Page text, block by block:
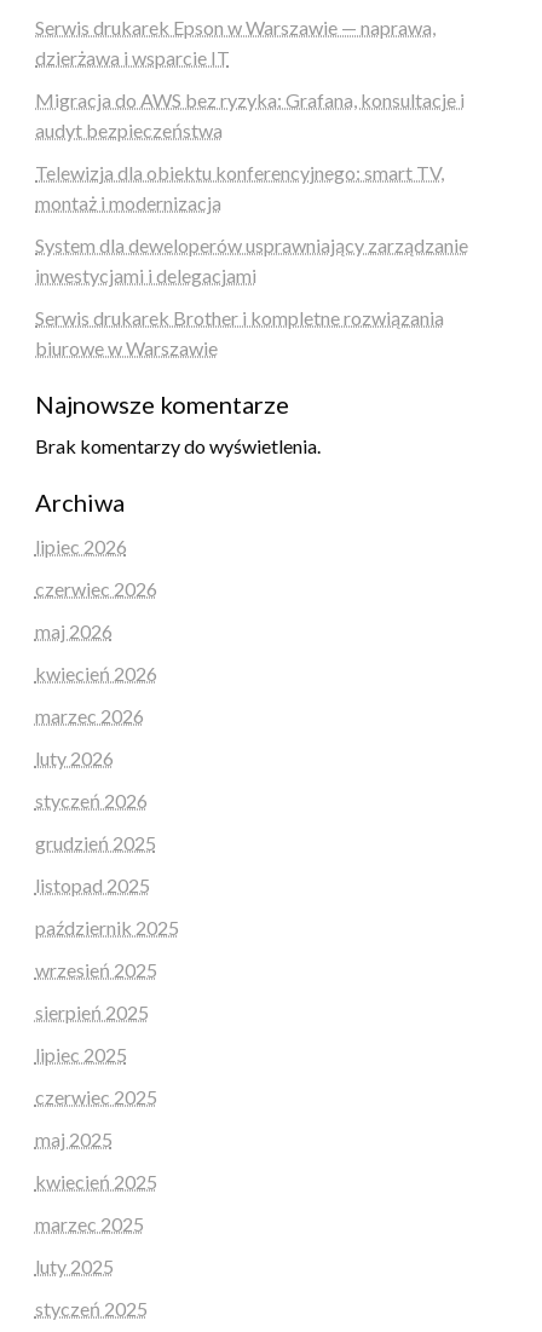
Serwis drukarek Epson w Warszawie — naprawa,
dzierżawa i wsparcie IT
Migracja do AWS bez ryzyka: Grafana, konsultacje i
audyt bezpieczeństwa
Telewizja dla obiektu konferencyjnego: smart TV,
montaż i modernizacja
System dla deweloperów usprawniający zarządzanie
inwestycjami i delegacjami
Serwis drukarek Brother i kompletne rozwiązania
biurowe w Warszawie
Najnowsze komentarze
Brak komentarzy do wyświetlenia.
Archiwa
lipiec 2026
czerwiec 2026
maj 2026
kwiecień 2026
marzec 2026
luty 2026
styczeń 2026
grudzień 2025
listopad 2025
październik 2025
wrzesień 2025
sierpień 2025
lipiec 2025
czerwiec 2025
maj 2025
kwiecień 2025
marzec 2025
luty 2025
styczeń 2025